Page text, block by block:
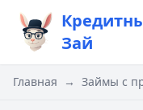
Зай
Главная → Займы с